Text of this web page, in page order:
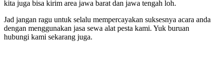
kita juga bisa kirim area jawa barat dan jawa tengah loh.
Jad jangan ragu untuk selalu mempercayakan suksesnya acara anda
dengan menggunakan jasa sewa alat pesta kami. Yuk buruan
hubungi kami sekarang juga.